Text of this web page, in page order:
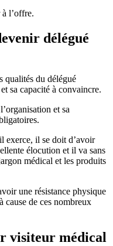
l’offre.
délégué
qualités du délégué
sa capacité à convaincre.
et sa
exerce, il se doit d’avoir
élocution et il va sans
médical et les produits
une résistance physique
cause de ces nombreux
visiteur médical